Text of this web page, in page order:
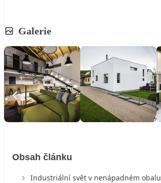
Galerie
Obsah článku
Industriální svět v nenápadném obalu